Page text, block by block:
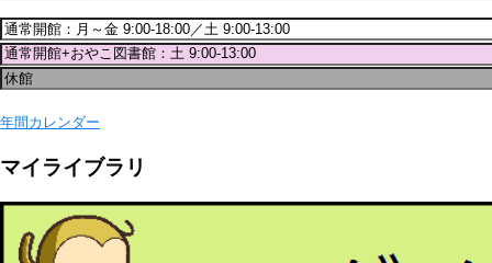
年間カレンダー
マイライブラリ